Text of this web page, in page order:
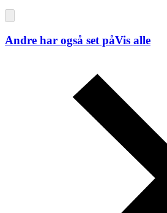
Andre har også set påVis alle